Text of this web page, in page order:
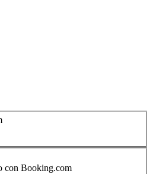
con Booking.com